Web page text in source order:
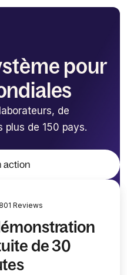
pour
de
plus de 150 pays.
action
Reviews
de 30